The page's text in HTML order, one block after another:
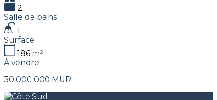
2
Salle de bains
1
Surface
186 m²
À vendre
30 000 000 MUR